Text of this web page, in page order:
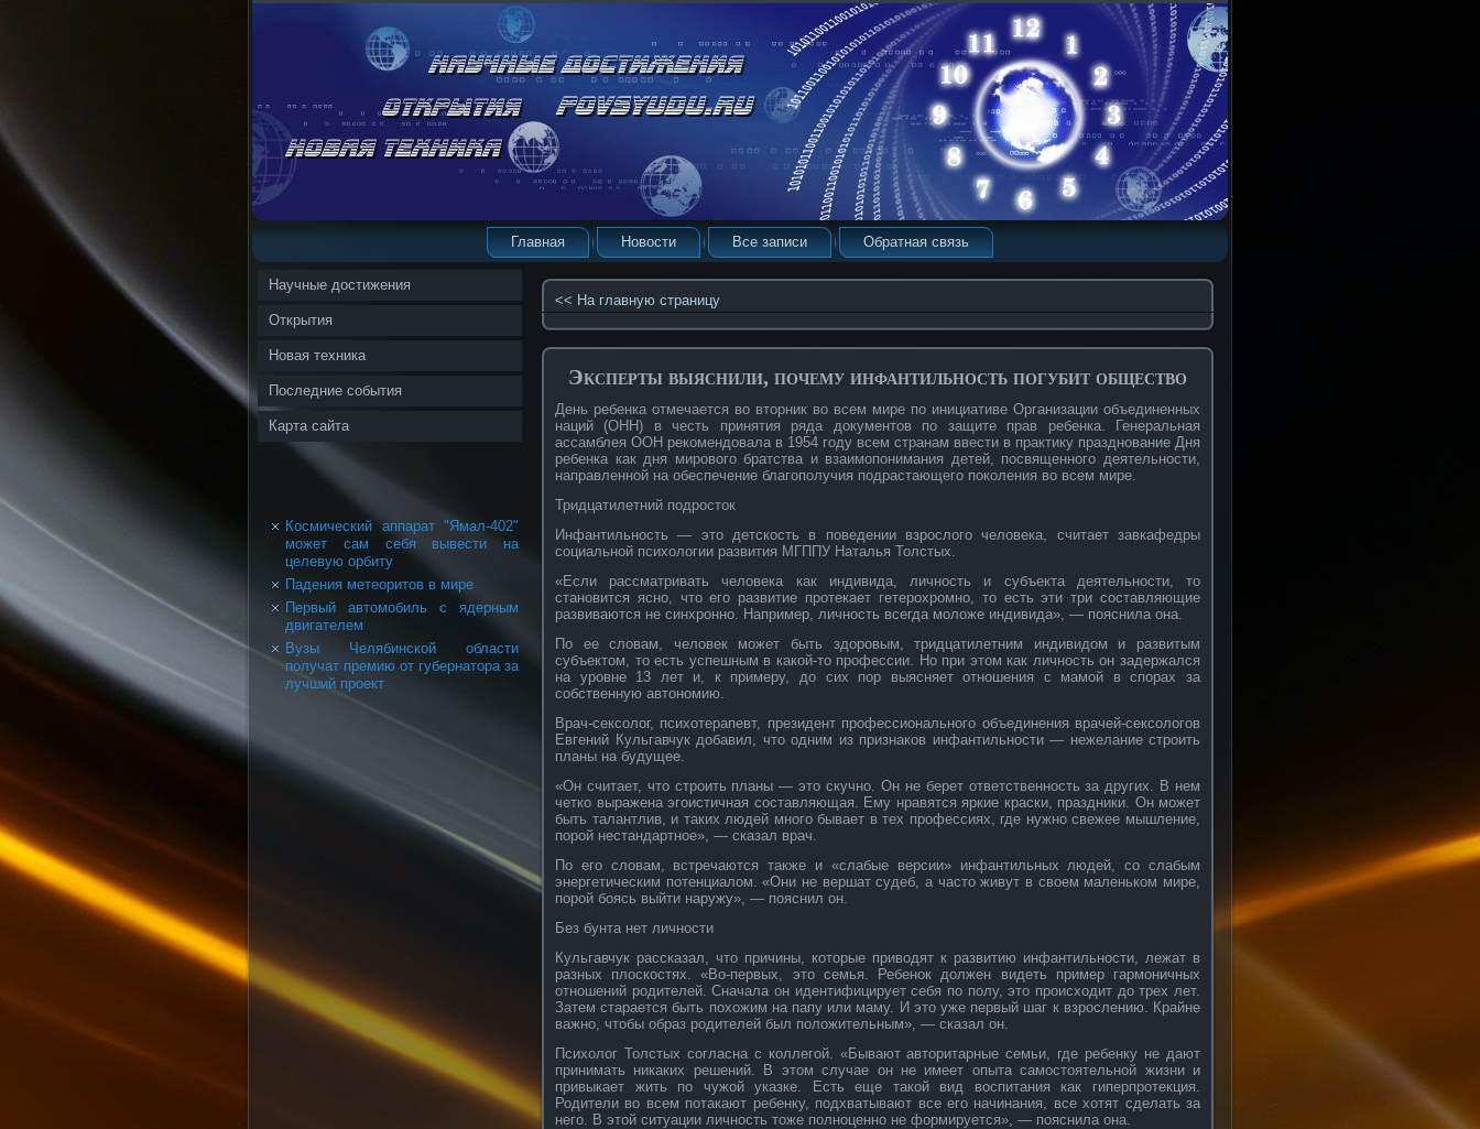
Главная Новости Все записи Обратная связь
Научные достижения
Открытия
Новая техника
Последние события
Карта сайта
Космический аппарат "Ямал-402"
может сам себя вывести на
целевую орбиту
Падения метеоритов в мире
Первый автомобиль с ядерным
двигателем
Вузы Челябинской области
получат премию от губернатора за
лучший проект
<< На главную страницу
Эксперты выяснили, почему инфантильность погубит общество
День ребенка отмечается во вторник во всем мире по инициативе Организации объединенных
наций (ОНН) в честь принятия ряда документов по защите прав ребенка. Генеральная
ассамблея ООН рекомендовала в 1954 году всем странам ввести в практику празднование Дня
ребенка как дня мирового братства и взаимопонимания детей, посвященного деятельности,
направленной на обеспечение благополучия подрастающего поколения во всем мире.
Тридцатилетний подросток
Инфантильность — это детскость в поведении взрослого человека, считает завкафедры
социальной психологии развития МГППУ Наталья Толстых.
«Если рассматривать человека как индивида, личность и субъекта деятельности, то
становится ясно, что его развитие протекает гетерохромно, то есть эти три составляющие
развиваются не синхронно. Например, личность всегда моложе индивида», — пояснила она.
По ее словам, человек может быть здоровым, тридцатилетним индивидом и развитым
субъектом, то есть успешным в какой-то профессии. Но при этом как личность он задержался
на уровне 13 лет и, к примеру, до сих пор выясняет отношения с мамой в спорах за
собственную автономию.
Врач-сексолог, психотерапевт, президент профессионального объединения врачей-сексологов
Евгений Кульгавчук добавил, что одним из признаков инфантильности — нежелание строить
планы на будущее.
«Он считает, что строить планы — это скучно. Он не берет ответственность за других. В нем
четко выражена эгоистичная составляющая. Ему нравятся яркие краски, праздники. Он может
быть талантлив, и таких людей много бывает в тех профессиях, где нужно свежее мышление,
порой нестандартное», — сказал врач.
По его словам, встречаются также и «слабые версии» инфантильных людей, со слабым
энергетическим потенциалом. «Они не вершат судеб, а часто живут в своем маленьком мире,
порой боясь выйти наружу», — пояснил он.
Без бунта нет личности
Кульгавчук рассказал, что причины, которые приводят к развитию инфантильности, лежат в
разных плоскостях. «Во-первых, это семья. Ребенок должен видеть пример гармоничных
отношений родителей. Сначала он идентифицирует себя по полу, это происходит до трех лет.
Затем старается быть похожим на папу или маму. И это уже первый шаг к взрослению. Крайне
важно, чтобы образ родителей был положительным», — сказал он.
Психолог Толстых согласна с коллегой. «Бывают авторитарные семьи, где ребенку не дают
принимать никаких решений. В этом случае он не имеет опыта самостоятельной жизни и
привыкает жить по чужой указке. Есть еще такой вид воспитания как гиперпротекция.
Родители во всем потакают ребенку, подхватывают все его начинания, все хотят сделать за
него. В этой ситуации личность тоже полноценно не формируется», — пояснила она.